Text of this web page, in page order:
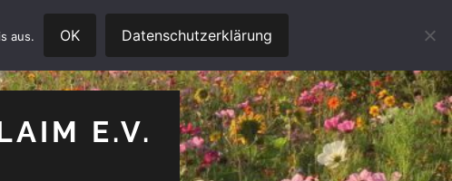
E.V.
aus. OK Datenschutzerklärung